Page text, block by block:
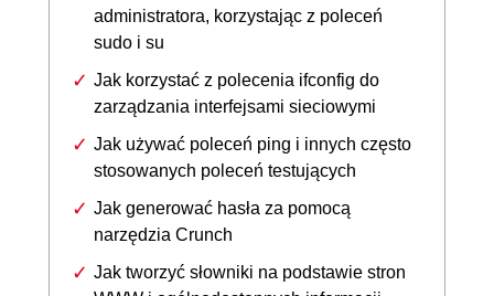
administratora, korzystając z poleceń
sudo i su
Jak korzystać z polecenia ifconfig do
zarządzania interfejsami sieciowymi
Jak używać poleceń ping i innych często
stosowanych poleceń testujących
Jak generować hasła za pomocą
narzędzia Crunch
Jak tworzyć słowniki na podstawie stron